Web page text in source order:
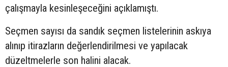
çalışmayla kesinleşeceğini açıklamıştı.
Seçmen sayısı da sandık seçmen listelerinin askıya
alınıp itirazların değerlendirilmesi ve yapılacak
düzeltmelerle son halini alacak.